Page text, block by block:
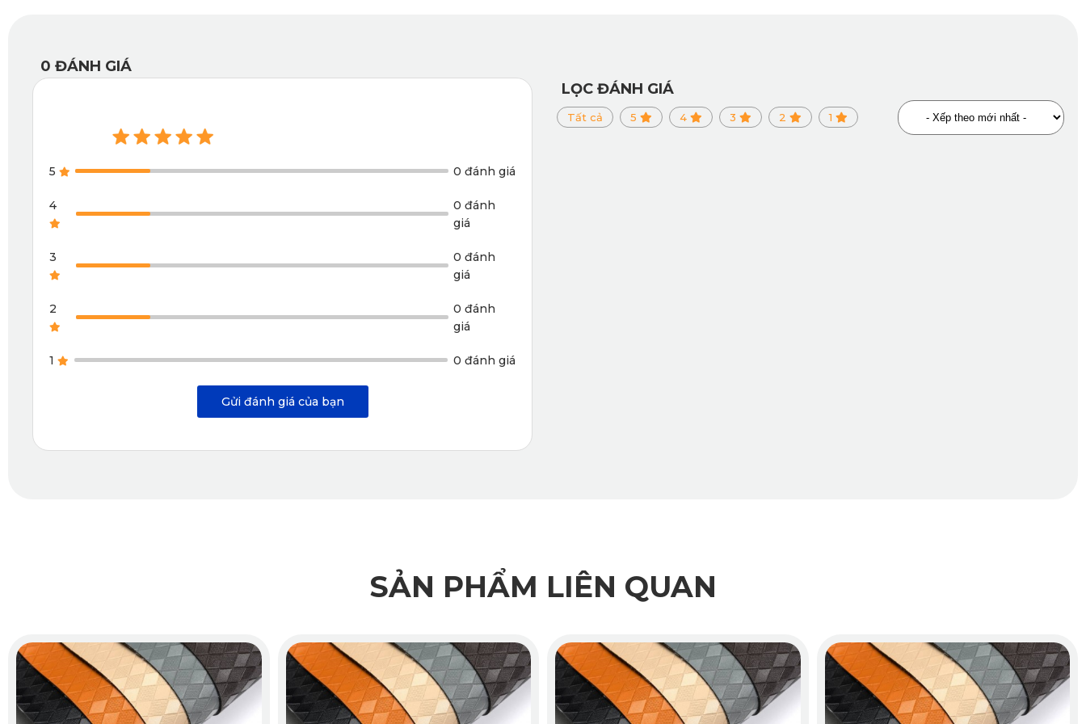
6. Chống trơn trượt, cố định trong từng chuyển động
Mặt đáy thảm sàn ô tô 360 Zotye Z8L sử dụng thiết kế Knitted Backing tiên tiến. Thiết kế này có khả năng co giãn và đàn hồi cao, giúp bám chắc vào sàn mà không cần keo dán hay
băng dính. Điều này đảm bảo an toàn tuyệt đối cho hành khách, đồng thời giúp thảm luôn giữ được hình dáng nguyên vẹn trong suốt quá trình sử dụng.
0 ĐÁNH GIÁ
5 0 đánh giá
4
0 đánh
giá
3
0 đánh
giá
2
0 đánh
giá
1 0 đánh giá
Gửi đánh giá của bạn
LỌC ĐÁNH GIÁ
Tất cả 5 4 3 2 1
SẢN PHẨM LIÊN QUAN